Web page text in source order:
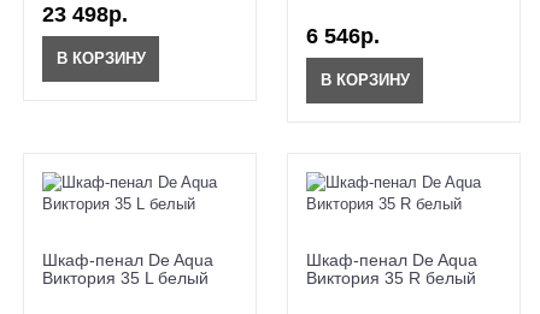
23 498р.
В КОРЗИНУ
6 546р.
В КОРЗИНУ
Шкаф-пенал De Aqua
Виктория 35 L белый
Шкаф-пенал De Aqua
Виктория 35 R белый